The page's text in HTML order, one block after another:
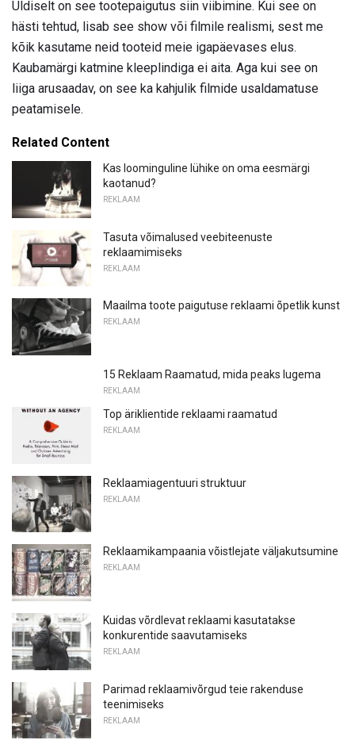
Üldiselt on see tootepaigutus siin viibimine. Kui see on
hästi tehtud, lisab see show või filmile realismi, sest me
kõik kasutame neid tooteid meie igapäevases elus.
Kaubamärgi katmine kleeplindiga ei aita. Aga kui see on
liiga arusaadav, on see ka kahjulik filmide usaldamatuse
peatamisele.
Related Content
Kas loominguline lühike on oma eesmärgi
kaotanud?
REKLAAM
Tasuta võimalused veebiteenuste
reklaamimiseks
REKLAAM
Maailma toote paigutuse reklaami õpetlik kunst
REKLAAM
15 Reklaam Raamatud, mida peaks lugema
REKLAAM
Top äriklientide reklaami raamatud
REKLAAM
Reklaamiagentuuri struktuur
REKLAAM
Reklaamikampaania võistlejate väljakutsumine
REKLAAM
Kuidas võrdlevat reklaami kasutatakse
konkurentide saavutamiseks
REKLAAM
Parimad reklaamivõrgud teie rakenduse
teenimiseks
REKLAAM